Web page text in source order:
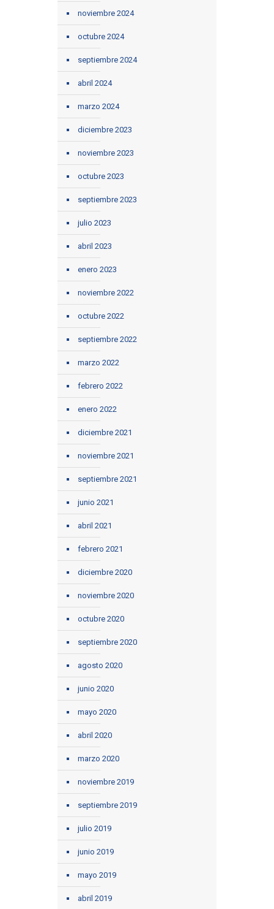
noviembre 2024
octubre 2024
septiembre 2024
abril 2024
marzo 2024
diciembre 2023
noviembre 2023
octubre 2023
septiembre 2023
julio 2023
abril 2023
enero 2023
noviembre 2022
octubre 2022
septiembre 2022
marzo 2022
febrero 2022
enero 2022
diciembre 2021
noviembre 2021
septiembre 2021
junio 2021
abril 2021
febrero 2021
diciembre 2020
noviembre 2020
octubre 2020
septiembre 2020
agosto 2020
junio 2020
mayo 2020
abril 2020
marzo 2020
noviembre 2019
septiembre 2019
julio 2019
junio 2019
mayo 2019
abril 2019